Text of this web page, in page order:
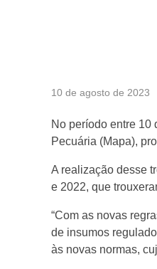
S
I
S
V
/
10 de agosto de 2023
No período entre 10
Pecuária (Mapa),
A realização desse
e 2022, que
“Com as novas
de insumos
às novas normas,